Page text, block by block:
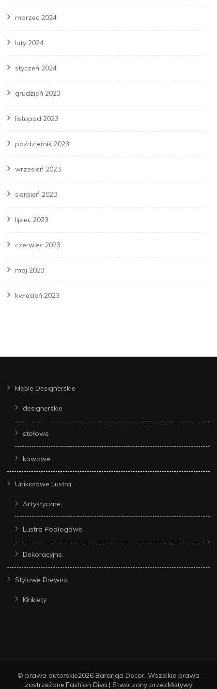
marzec 2024
luty 2024
styczeń 2024
grudzień 2023
listopad 2023
październik 2023
wrzesień 2023
sierpień 2023
lipiec 2023
czerwiec 2023
maj 2023
kwiecień 2023
Meble Designerskie
designerskie
stołowe
kawowe
Unikatowe Lustra
Artystyczne,
Lustra Podłogowe,
Dekoracyjne.
Stylowe Drewno
Kinkiety
© prawa autorskie2026 Baranga Decor. Wszelkie prawa
zastrzeżone.Fashion Diva | Stworzony przezMotywy